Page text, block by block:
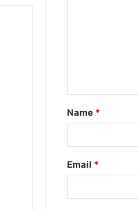
t
*
Name *
Email *